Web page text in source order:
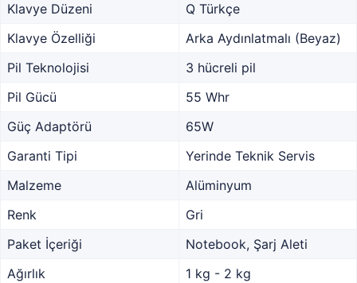
Klavye Düzeni
Q Türkçe
Klavye Özelliği
Arka Aydınlatmalı (Beyaz)
Pil Teknolojisi
3 hücreli pil
Pil Gücü
55 Whr
Güç Adaptörü
65W
Garanti Tipi
Yerinde Teknik Servis
Malzeme
Alüminyum
Renk
Gri
Paket İçeriği
Notebook, Şarj Aleti
Ağırlık
1 kg - 2 kg